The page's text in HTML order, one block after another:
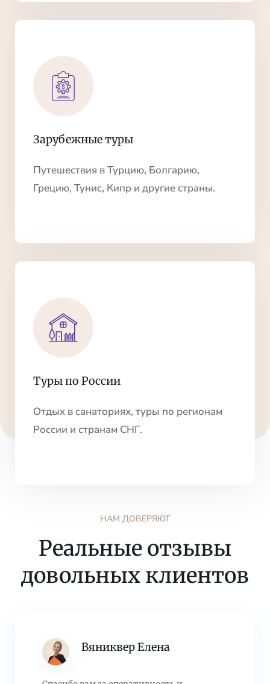
Зарубежные туры
Путешествия в Турцию, Болгарию,
Грецию, Тунис, Кипр и другие страны.
Туры по России
Отдых в санаториях, туры по регионам
России и странам СНГ.
НАМ ДОВЕРЯЮТ
Реальные отзывы
довольных клиентов
Вяниквер Елена